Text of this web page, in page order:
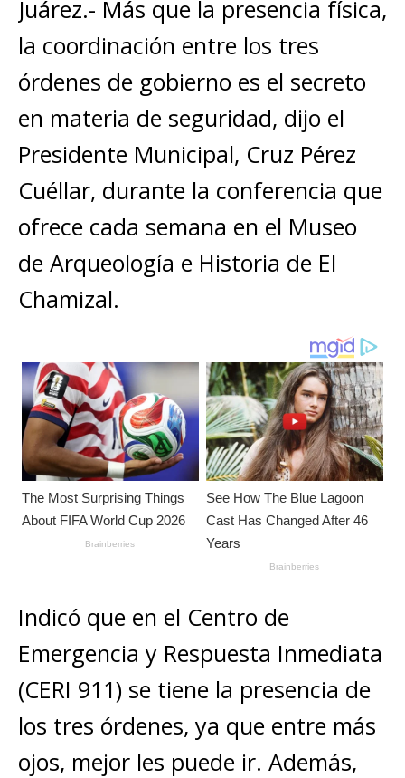
A
p
p
b
o
o
k
n
g
e
r
r Li
n
k
m
p
ar
ti
r
Juárez.- Más que la presencia física,
la coordinación entre los tres
órdenes de gobierno es el secreto
en materia de seguridad, dijo el
Presidente Municipal, Cruz Pérez
Cuéllar, durante la conferencia que
ofrece cada semana en el Museo
de Arqueología e Historia de El
Chamizal.
Indicó que en el Centro de
Emergencia y Respuesta Inmediata
(CERI 911) se tiene la presencia de
los tres órdenes, ya que entre más
ojos, mejor les puede ir. Además,